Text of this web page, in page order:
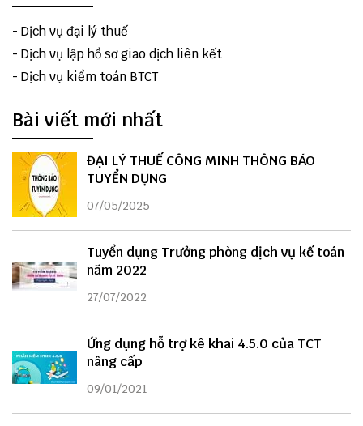
- Dịch vụ đại lý thuế
- Dịch vụ lập hồ sơ giao dịch liên kết
- Dịch vụ kiểm toán BTCT
Bài viết mới nhất
ĐẠI LÝ THUẾ CÔNG MINH THÔNG BÁO
TUYỂN DỤNG
07/05/2025
Tuyển dụng Trưởng phòng dịch vụ kế toán
năm 2022
27/07/2022
Ứng dụng hỗ trợ kê khai 4.5.0 của TCT
nâng cấp
09/01/2021